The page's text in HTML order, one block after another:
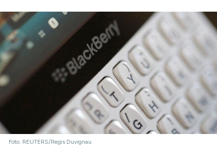
Foto: REUTERS/Regis Duvignau